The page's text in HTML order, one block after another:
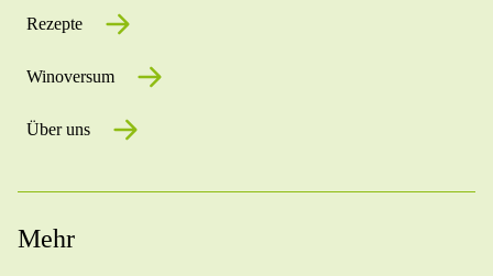
Rezepte
Winoversum
Über uns
Mehr